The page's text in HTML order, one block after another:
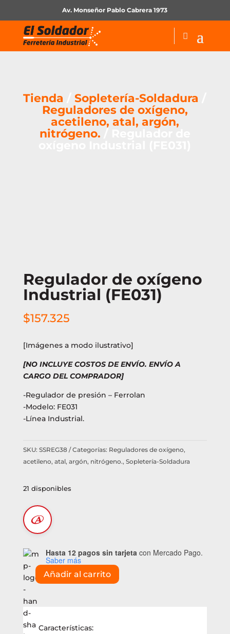
Av. Monseñor Pablo Cabrera 1973
Tienda /Sopletería-Soldadura
Reguladores de oxígeno,
acetileno, atal, argón,
nitrógeno.
Regulador de oxígeno
Industrial (FE031)
$157.325
[Imágenes a modo ilustrativo]
[NO INCLUYE COSTOS DE ENVÍO. ENVÍO A
CARGO DEL COMPRADOR]
-Regulador de presión – Ferrolan
-Modelo: FE031
-Línea Industrial.
SKU: SSREG38 Categorías: Reguladores de oxígeno,
acetileno, atal, argón, nitrógeno., Sopletería-Soldadura
21 disponibles
Hasta 12 pagos sin tarjeta con Mercado Pago.
Saber más
Regulador
de
oxígeno
Industrial
(FE031)
Añadir al carrito
Características: